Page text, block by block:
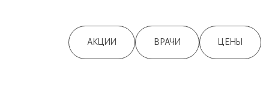
АКЦИИ ВРАЧИ ЦЕНЫ